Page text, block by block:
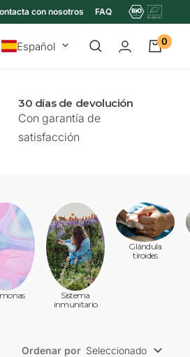
con nosotros FAQ
IdiomaEspañol 0
30 días de devolución
Con garantía de
satisfacción
Sistema
inmunitario
Glándula
tiroides
Ordenar por Seleccionado